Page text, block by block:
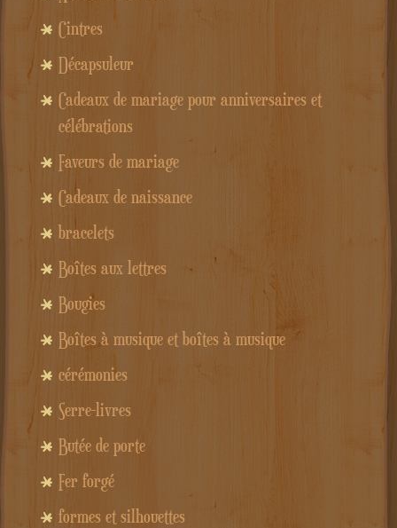
Cintres
Décapsuleur
Cadeaux de mariage pour anniversaires et
célébrations
Faveurs de mariage
Cadeaux de naissance
bracelets
Boîtes aux lettres
Bougies
Boîtes à musique et boîtes à musique
cérémonies
Serre-livres
Butée de porte
Fer forgé
formes et silhouettes